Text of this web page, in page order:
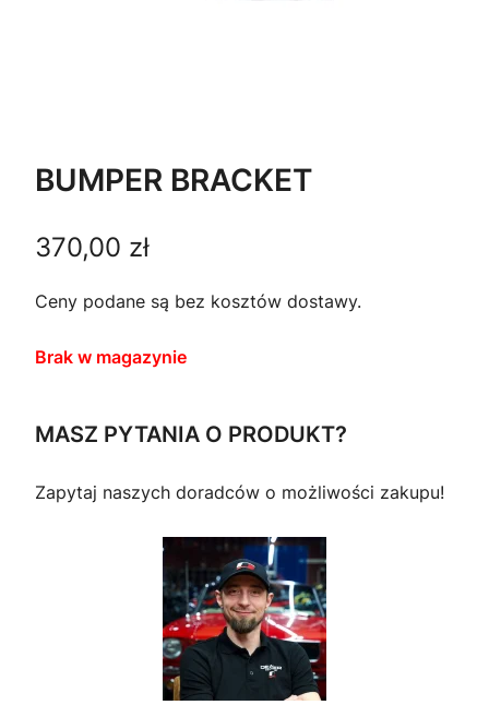
BUMPER BRACKET
370,00 zł
Ceny podane są bez kosztów dostawy.
Brak w magazynie
MASZ PYTANIA O PRODUKT?
Zapytaj naszych doradców o możliwości zakupu!